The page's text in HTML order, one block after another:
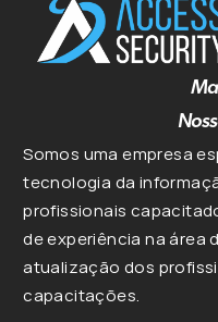
Somos uma empresa
tecnologia da
profissionais
de experiência na
atualização dos
capacitações.